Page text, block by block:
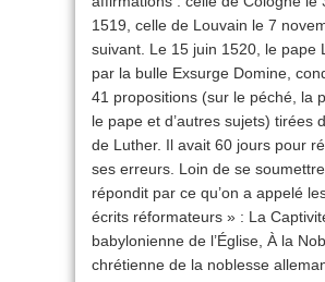
1519, celle de Louvain le 7
suivant. Le 15 juin 1520, le pape
par la bulle Exsurge Domine,
41 propositions (sur le péché, la
le pape et d’autres sujets) tirées
de Luther. Il avait 60 jours pour
ses erreurs. Loin de se
répondit par ce qu’on a appelé
écrits réformateurs » : La
babylonienne de l’Église, À la
chrétienne de la noblesse